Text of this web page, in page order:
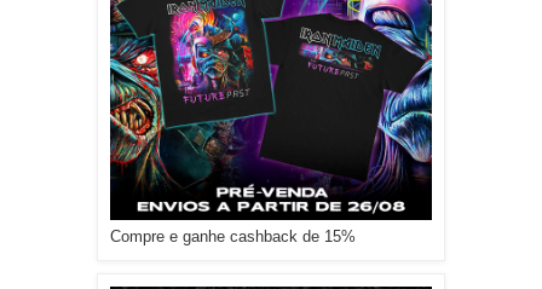
Compre e ganhe cashback de 15%